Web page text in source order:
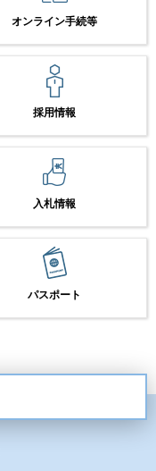
オンライン手続等
採用情報
入札情報
パスポート